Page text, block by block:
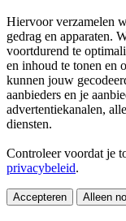
Hiervoor verzamelen
gedrag en apparaten.
voortdurend te
en inhoud te tonen en
kunnen jouw
aanbieders en je
advertentiekanalen,
diensten.
Controleer voordat je
privacybeleid.
Accepteren Alleen